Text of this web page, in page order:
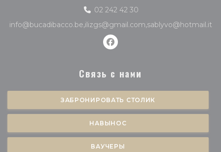
02 242 42 30
info@bucadibacco.be,ilizgs@gmail.com,sablyvo@hotmail.it
Facebook ((открывается в
Связь с нами
ЗАБРОНИРОВАТЬ СТОЛИК
НАВЫНОС
ВАУЧЕРЫ